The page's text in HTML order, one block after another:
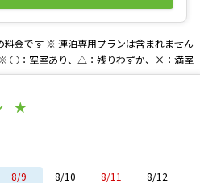
料金です ※ 連泊専用プランは含まれません
○：空室あり、△：残りわずか、×：満室
★
8/9 8/10 8/11 8/12